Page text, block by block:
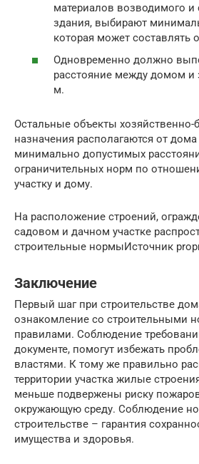
материалов возводимого и
здания, выбирают
которая может составлять
Одновременно должно
расстояние между домом и
м.
Остальные объекты хозяйственно-
назначения располагаются от
минимально допустимых
ограничительных норм по
участку и дому.
На расположение строений,
садовом и дачном участке
строительные нормыИсточник
Заключение
Первый шаг при строительстве
ознакомление со строительными
правилами. Соблюдение
документе, помогут избежать
властями. К тому же правильно
территории участка жилые
меньше подвержены риску
окружающую среду. Соблюдение
строительстве – гарантия
имущества и здоровья.